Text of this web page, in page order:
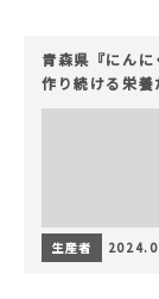
青森県『にん
作り続ける栄養
生産者